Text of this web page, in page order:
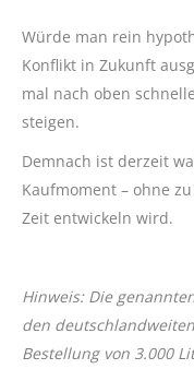
Würde man rein
Konflikt in Zukunft
mal nach oben
steigen.
Demnach ist derzeit
Kaufmoment – ohne
Zeit entwickeln wird.
Hinweis: Die
den
Bestellung von 3.000